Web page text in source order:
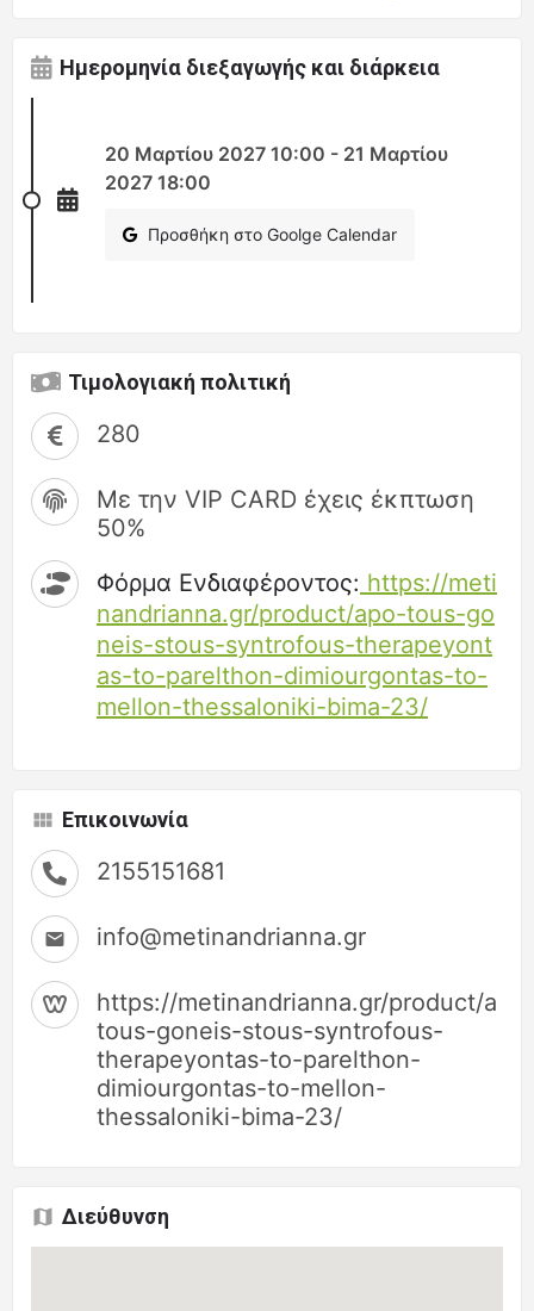
Ημερομηνία διεξαγωγής και διάρκεια
20 Μαρτίου 2027 10:00 - 21 Μαρτίου
2027 18:00
Προσθήκη στο Goolge Calendar
Τιμολογιακή πολιτική
280
Με την VIP CARD έχεις έκπτωση
50%
Φόρμα Ενδιαφέροντος: https://meti
nandrianna.gr/product/apo-tous-go
neis-stous-syntrofous-therapeyont
as-to-parelthon-dimiourgontas-to-
mellon-thessaloniki-bima-23/
Επικοινωνία
2155151681
info@metinandrianna.gr
https://metinandrianna.gr/product/
tous-goneis-stous-syntrofous-
therapeyontas-to-parelthon-
dimiourgontas-to-mellon-
thessaloniki-bima-23/
Διεύθυνση